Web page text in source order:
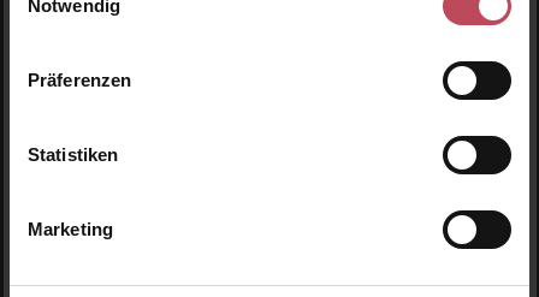
Notwendig
Präferenzen
Statistiken
Marketing